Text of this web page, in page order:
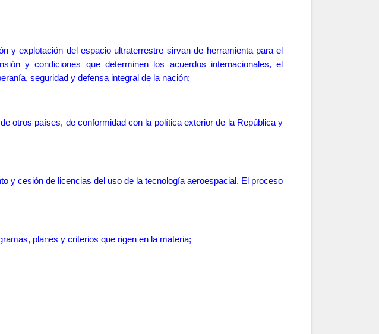
y explotación del espacio ultraterrestre sirvan de herramienta para el
y condiciones que determinen los acuerdos internacionales, el
seguridad y defensa integral de la nación;
otros países, de conformidad con la política exterior de la República y
y cesión de licencias del uso de la tecnología aeroespacial. El proceso
planes y criterios que rigen en la materia;